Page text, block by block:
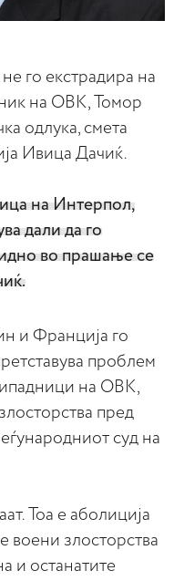
го екстрадира на
на ОВК, Томор
одлука, смета
Ивица Дачиќ.
на Интерпол,
дали да го
во прашање се
и Франција го
проблем
на ОВК,
пред
суд на
Тоа е аболиција
воени злосторства
и останатите